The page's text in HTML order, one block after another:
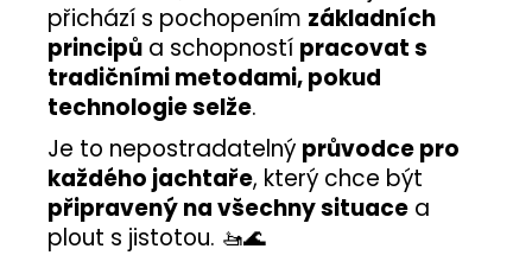
přichází s pochopením základních
principů a schopností pracovat s
tradičními metodami, pokud
technologie selže.
Je to nepostradatelný průvodce pro
každého jachtaře, který chce být
připravený na všechny situace a
plout s jistotou. 🚤🌊